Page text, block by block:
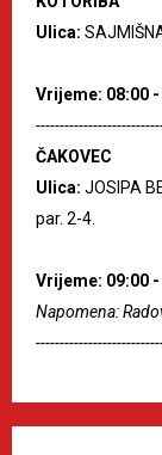
Ulica:
Vrijeme: 08:00 -
ČAKOVEC
Ulica: JOSIPA
par. 2-4.
Vrijeme: 09:00 -
Napomena: